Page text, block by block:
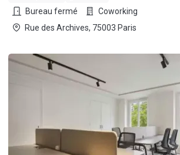
Bureau fermé
Coworking
Rue des Archives, 75003 Paris